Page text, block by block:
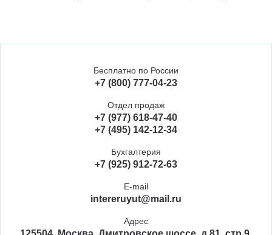
Бесплатно по России
+7 (800) 777-04-23
Отдел продаж
+7 (977) 618-47-40
+7 (495) 142-12-34
Бухгалтерия
+7 (925) 912-72-63
E-mail
intereruyut@mail.ru
Адрес